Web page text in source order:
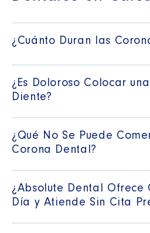
¿Cuánto Duran las
¿Es Doloroso Colocar
Diente?
¿Qué No Se Puede
Corona Dental?
¿Absolute Dental Ofrece
Día y Atiende Sin Cita